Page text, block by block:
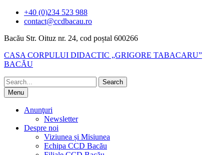
Skip
+40 (0)234 523 988
contact@ccdbacau.ro
Bacău Str. Oituz nr. 24, cod poștal 600266
CASA CORPULUI DIDACTIC „GRIGORE TABACARU”
BACĂU
Search
for:Menu
Anunţuri
Newsletter
Despre noi
Viziunea și Misiunea
Echipa CCD Bacău